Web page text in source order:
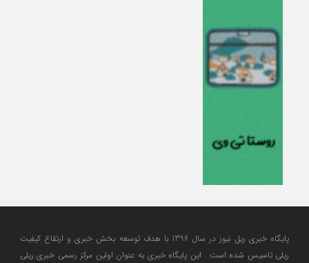
پایگاه خبری ریل نیوز در سال 1396 با هدف توسعه بخش خبری و ارتقاع کیفیت
ریلی تاسیس شده است . این پایگاه خبری به عنوان اولین مرکز رسمی خبری ریلی